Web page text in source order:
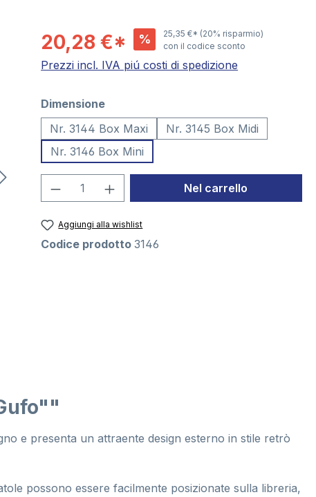
20,28 €* % 25,35 €* (20% risparmio)
con il codice sconto
Prezzi incl. IVA piú costi di spedizione
Seleziona
Dimensione
Nr. 3144 Box Maxi
Nr. 3145 Box Midi
Nr. 3146 Box Mini
Quantità del prodotto: inserisci
Nel carrello
Aggiungi alla wishlist
Codice prodotto3146
e presenta un attraente design esterno in stile retrò
possono essere facilmente posizionate sulla libreria,